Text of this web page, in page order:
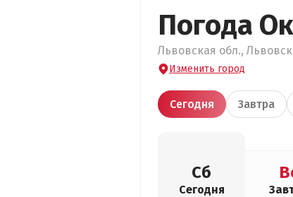
Погода
Львовская обл.,
Изменить город
Сегодня Завтра
Сб
Сегодня